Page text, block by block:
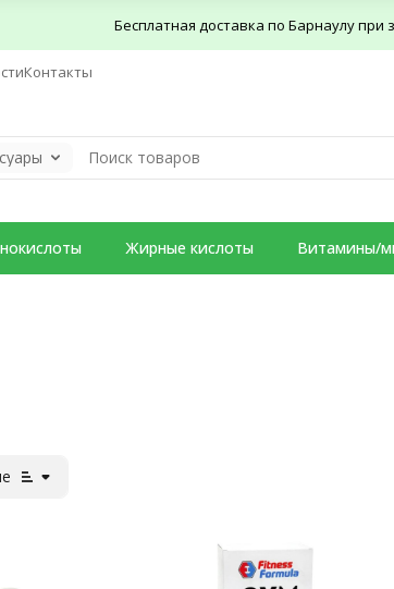
Бесплатная доставка по Барнаулу при
Контакты
Жирные кислоты Витамины/